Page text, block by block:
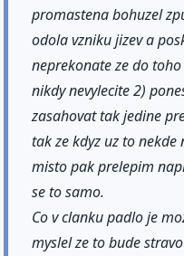
promastena bohuzel
odola vzniku jizev a
neprekonate ze do
nikdy nevylecite 2)
zasahovat tak jedine
tak ze kdyz uz to
misto pak prelepim
se to samo.
Co v clanku padlo je
myslel ze to bude